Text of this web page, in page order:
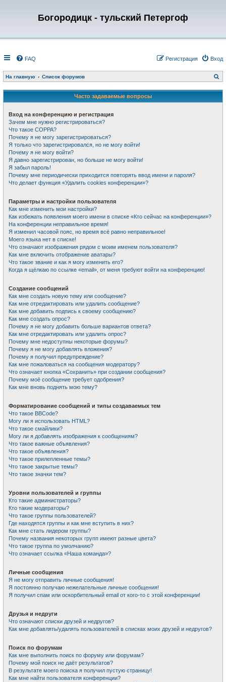
Богородицк - тульский Петергоф
FAQ Вход
Регистрация
На главную Список форумов
о
с
Часто задаваемые вопросы
Вход на конференцию и регистрация
Зачем мне нужно регистрироваться?
Что такое COPPA?
Почему я не могу зарегистрироваться?
Я только что зарегистрировался, но не могу войти!
Почему я не могу войти?
Я давно зарегистрирован, но больше не могу войти!
Я забыл пароль!
Почему мне периодически приходится повторять ввод имени и пароля?
Что делает функция «Удалить cookies конференции»?
Параметры и настройки пользователя
Как мне изменить мои настройки?
Как избежать появления моего имени в списке «Кто сейчас на конференции»?
На конференции неправильное время!
Я изменил часовой пояс, но время всё равно неправильное!
Моего языка нет в списке!
Что означают изображения рядом с моим именем пользователя?
Как мне включить отображение аватары?
Что такое звание и как я могу изменить его?
Когда я щёлкаю по ссылке «email», от меня требуют войти на конференцию!
Создание сообщений
Как мне создать новую тему или сообщение?
Как мне отредактировать или удалить сообщение?
Как мне добавить подпись к своему сообщению?
Как мне создать опрос?
Почему я не могу добавить больше вариантов ответа?
Как мне отредактировать или удалить опрос?
Почему мне недоступны некоторые форумы?
Почему я не могу добавлять вложения?
Почему я получил предупреждение?
Как мне пожаловаться на сообщения модератору?
Что означает кнопка «Сохранить» при создании сообщения?
Почему моё сообщение требует одобрения?
Как мне вновь поднять мою тему?
Форматирование сообщений и типы создаваемых тем
Что такое BBCode?
Могу ли я использовать HTML?
Что такое смайлики?
Могу ли я добавлять изображения к сообщениям?
Что такое важные объявления?
Что такое объявления?
Что такое прилепленные темы?
Что такое закрытые темы?
Что такое значки тем?
Уровни пользователей и группы
Кто такие администраторы?
Кто такие модераторы?
Что такое группы пользователей?
Где находятся группы и как мне вступить в них?
Как мне стать лидером группы?
Почему названия некоторых групп имеют разные цвета?
Что такое группа по умолчанию?
Что означает ссылка «Наша команда»?
Личные сообщения
Я не могу отправить личные сообщения!
Я постоянно получаю нежелательные личные сообщения!
Я получил спам или оскорбительный email от кого-то с этой конференции!
Друзья и недруги
Что означают списки друзей и недругов?
Как мне добавлять/удалять пользователей в списках моих друзей и недругов?
Поиск по форумам
Как мне выполнить поиск по форуму или форумам?
Почему мой поиск не даёт результатов?
В результате моего поиска я получил пустую страницу!
Как мне найти пользователя конференции?